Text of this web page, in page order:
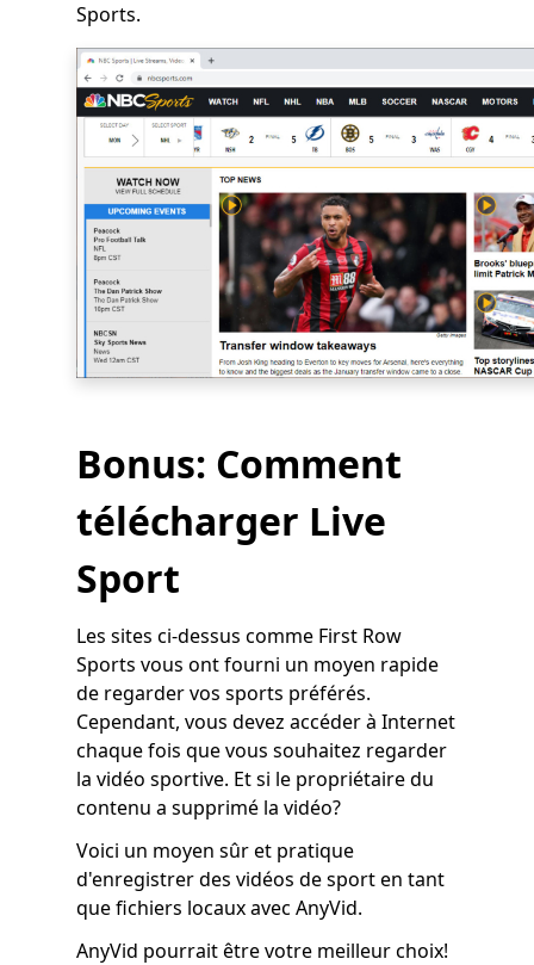
Sports.
Bonus: Comment
télécharger Live
Sport
Les sites ci-dessus comme First Row
Sports vous ont fourni un moyen rapide
de regarder vos sports préférés.
Cependant, vous devez accéder à Internet
chaque fois que vous souhaitez regarder
la vidéo sportive. Et si le propriétaire du
contenu a supprimé la vidéo?
Voici un moyen sûr et pratique
d'enregistrer des vidéos de sport en tant
que fichiers locaux avec AnyVid.
AnyVid pourrait être votre meilleur choix!